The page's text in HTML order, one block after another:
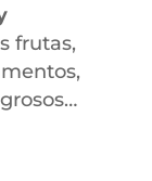
frutas,